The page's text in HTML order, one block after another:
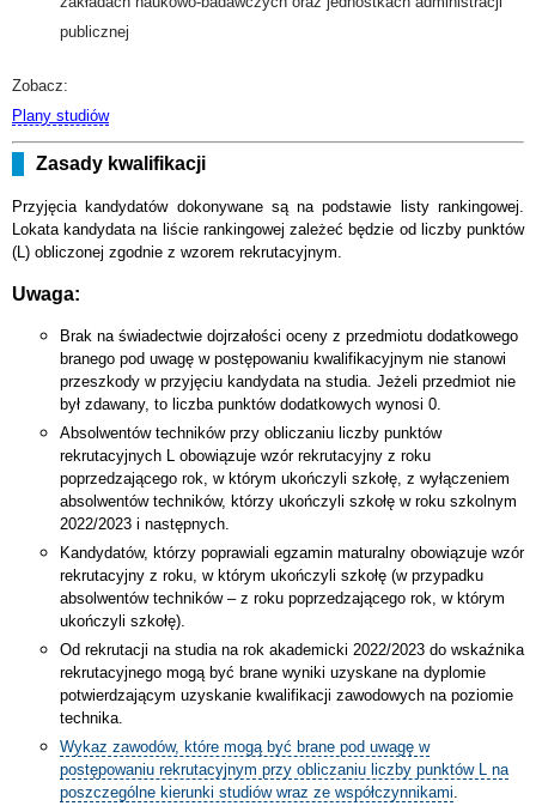
publicznej
Zobacz:
Plany studiów
Zasady kwalifikacji
Przyjęcia kandydatów dokonywane są na podstawie listy rankingowej.
Lokata kandydata na liście rankingowej zależeć będzie od liczby punktów
(L) obliczonej zgodnie z wzorem rekrutacyjnym.
Uwaga:
Brak na świadectwie dojrzałości oceny z przedmiotu dodatkowego
branego pod uwagę w postępowaniu kwalifikacyjnym nie stanowi
przeszkody w przyjęciu kandydata na studia. Jeżeli przedmiot nie
był zdawany, to liczba punktów dodatkowych wynosi 0.
Absolwentów techników przy obliczaniu liczby punktów
rekrutacyjnych L obowiązuje wzór rekrutacyjny z roku
poprzedzającego rok, w którym ukończyli szkołę, z wyłączeniem
absolwentów techników, którzy ukończyli szkołę w roku szkolnym
2022/2023 i następnych.
Kandydatów, którzy poprawiali egzamin maturalny obowiązuje wzór
rekrutacyjny z roku, w którym ukończyli szkołę (w przypadku
absolwentów techników – z roku poprzedzającego rok, w którym
ukończyli szkołę).
Od rekrutacji na studia na rok akademicki 2022/2023 do wskaźnika
rekrutacyjnego mogą być brane wyniki uzyskane na dyplomie
potwierdzającym uzyskanie kwalifikacji zawodowych na poziomie
technika.
Wykaz zawodów, które mogą być brane pod uwagę w
postępowaniu rekrutacyjnym przy obliczaniu liczby punktów L na
poszczególne kierunki studiów wraz ze współczynnikami